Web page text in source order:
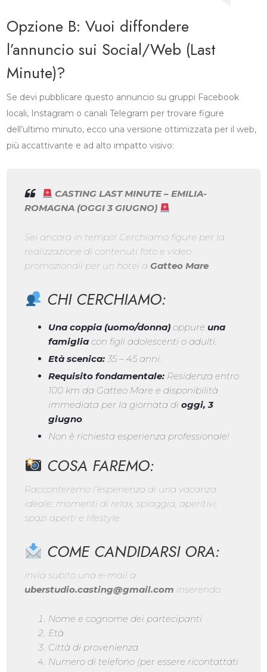
Opzione B: Vuoi diffondere
l’annuncio sui Social/Web (Last
Minute)?
Se devi pubblicare questo annuncio su gruppi Facebook
locali, Instagram o canali Telegram per trovare figure
dell’ultimo minuto, ecco una versione ottimizzata per il web,
più accattivante e ad alto impatto visivo:
CASTING LAST MINUTE – EMILIA-
ROMAGNA (OGGI 3 GIUGNO)
Sei ancora in tempo! Cerchiamo figure per la
realizzazione di contenuti foto e video
promozionali per un hotel aGatteo Mare.
CHI CERCHIAMO:
Una coppia (uomo/donna) oppureuna
famiglia con figli adolescenti o adulti.
Età scenica: 35 – 45 anni.
Requisito fondamentale: Residenza entro
100 km da Gatteo Mare e disponibilità
immediata per la giornata dioggi, 3
giugno.
Non è richiesta esperienza professionale!
COSA FAREMO:
Racconteremo l’esperienza di una vacanza
ideale: momenti di relax, spiaggia, aperitivi,
spazi aperti e lifestyle.
COME CANDIDARSI ORA:
Invia subito una e-mail a
uberstudio.casting@gmail.com inserendo:
Nome e cognome dei partecipanti
Età
Città di provenienza
Numero di telefono (per essere ricontattati